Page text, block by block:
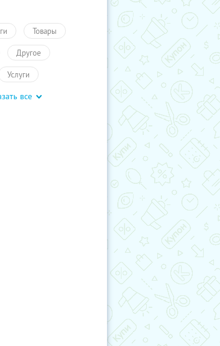
Товары
Другое
Услуги
все